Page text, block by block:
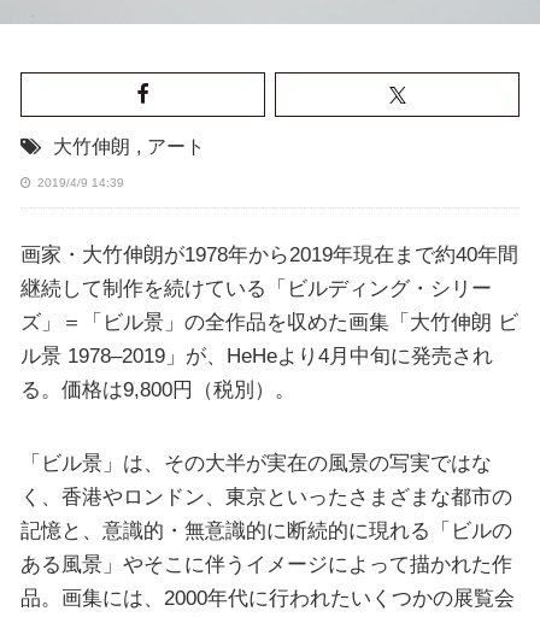
大竹伸朗 , アート
2019/4/9 14:39
画家・大竹伸朗が1978年から2019年現在まで約40年間
継続して制作を続けている「ビルディング・シリー
ズ」＝「ビル景」の全作品を収めた画集「大竹伸朗 ビ
ル景 1978–2019」が、HeHeより4月中旬に発売され
る。価格は9,800円（税別）。
「ビル景」は、その大半が実在の風景の写実ではな
く、香港やロンドン、東京といったさまざまな都市の
記憶と、意識的・無意識的に断続的に現れる「ビルの
ある風景」やそこに伴うイメージによって描かれた作
品。画集には、2000年代に行われたいくつかの展覧会